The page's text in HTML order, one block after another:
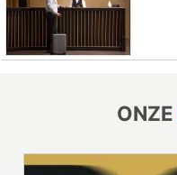
ONZE